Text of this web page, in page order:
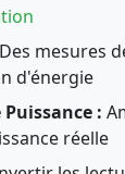
Des mesures
d'énergie
:
réelle